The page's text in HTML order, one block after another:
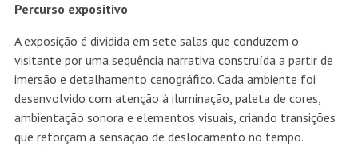
Percurso expositivo
A exposição é dividida em sete salas que conduzem o
visitante por uma sequência narrativa construída a partir de
imersão e detalhamento cenográfico. Cada ambiente foi
desenvolvido com atenção à iluminação, paleta de cores,
ambientação sonora e elementos visuais, criando transições
que reforçam a sensação de deslocamento no tempo.